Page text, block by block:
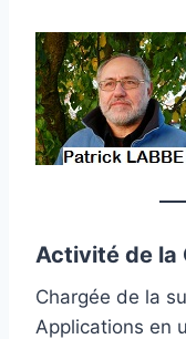
Activité de la
Chargée de la
Applications en